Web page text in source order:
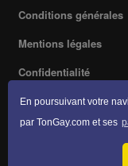
En poursuivant votre
par TonGay.com et ses
Conditions générales
Mentions légales
Confidentialité
Gestion des cookies